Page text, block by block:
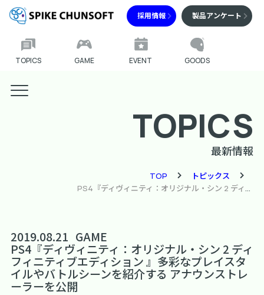
採用情報 製品アンケート
TOPICS GAME EVENT GOODS
TOPICS
最新情報
TOP
トピックス
PS4『ディヴィニティ：オリジナル・シン 2 ディフィニティブエディション 』多彩なプレイスタイルやバトルシーンを紹介する アナウンストレーラーを公開
2019.08.21 GAME
PS4『ディヴィニティ：オリジナル・シン 2 ディ
フィニティブエディション 』多彩なプレイスタ
イルやバトルシーンを紹介する アナウンストレ
ーラーを公開